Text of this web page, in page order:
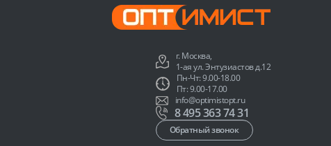
г. Москва,
1-ая ул. Энтузиастов д.12
Пн-Чт: 9.00-18.00
Пт: 9.00-17.00
info@optimistopt.ru
8 495 363 74 31
Обратный звонок